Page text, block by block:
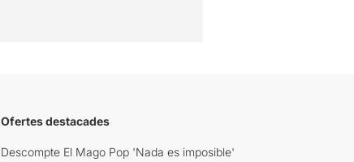
Ofertes destacades
Descompte El Mago Pop 'Nada es imposible'